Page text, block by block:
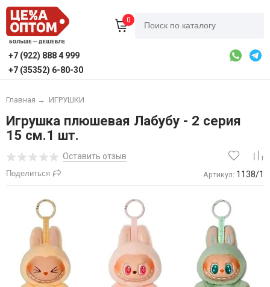
0
+7 (922) 888 4 999
+7 (35352) 6-80-30
Главная → ИГРУШКИ
Игрушка плюшевая Лабубу - 2 серия
15 см.1 шт.
Оставить отзыв
Поделиться Артикул: 1138/1